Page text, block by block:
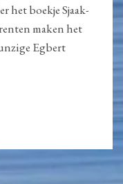
het boekje Sjaak-
maken het
Egbert